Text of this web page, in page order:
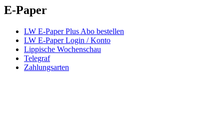
E-Paper
LW E-Paper Plus Abo bestellen
LW E-Paper Login / Konto
Lippische Wochenschau
Telegraf
Zahlungsarten